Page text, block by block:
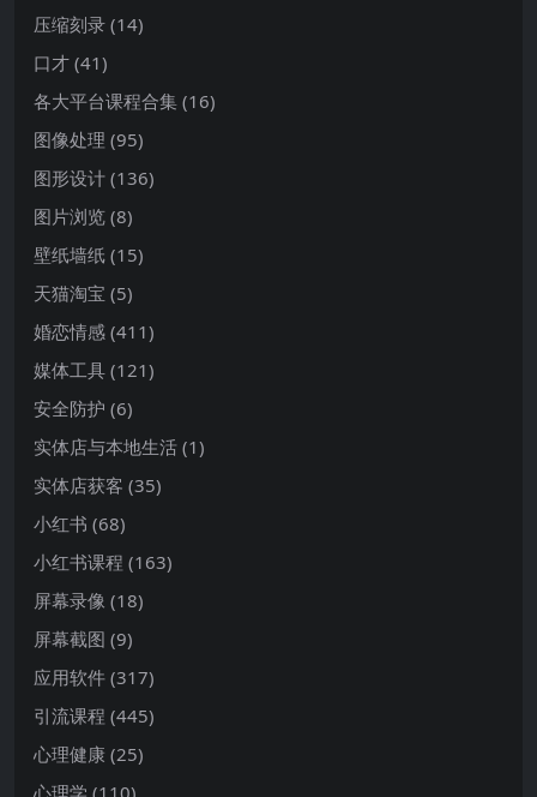
压缩刻录 (14)
口才 (41)
各大平台课程合集 (16)
图像处理 (95)
图形设计 (136)
图片浏览 (8)
壁纸墙纸 (15)
天猫淘宝 (5)
婚恋情感 (411)
媒体工具 (121)
安全防护 (6)
实体店与本地生活 (1)
实体店获客 (35)
小红书 (68)
小红书课程 (163)
屏幕录像 (18)
屏幕截图 (9)
应用软件 (317)
引流课程 (445)
心理健康 (25)